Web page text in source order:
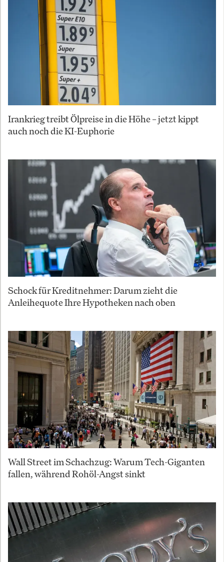
Irankrieg treibt Ölpreise in die Höhe – jetzt kippt
auch noch die KI-Euphorie
Schock für Kreditnehmer: Darum zieht die
Anleihequote Ihre Hypotheken nach oben
Wall Street im Schachzug: Warum Tech-Giganten
fallen, während Rohöl-Angst sinkt